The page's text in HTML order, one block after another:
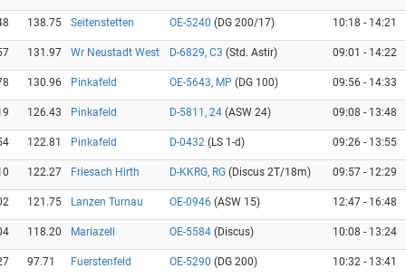
138.75 Seitenstetten OE-5240 (DG 200/17) 10:18 - 14:21
131.97 Wr Neustadt West D-6829, C3 (Std. Astir) 09:01 - 14:22
130.96 Pinkafeld OE-5643, MP (DG 100) 09:56 - 14:33
126.43 Pinkafeld D-5811, 24 (ASW 24) 09:08 - 13:48
122.81 Pinkafeld D-0432 (LS 1-d) 09:26 - 13:55
122.27 Friesach Hirth D-KKRG, RG (Discus 2T/18m) 09:57 - 12:29
121.75 Lanzen Turnau OE-0946 (ASW 15) 12:47 - 16:48
118.20 Mariazell OE-5584 (Discus) 10:08 - 13:24
97.71 Fuerstenfeld OE-5290 (DG 200) 10:32 - 13:41